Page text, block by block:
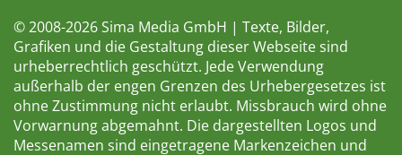
© 2008-2026 Sima Media GmbH | Texte, Bilder,
Grafiken und die Gestaltung dieser Webseite sind
urheberrechtlich geschützt. Jede Verwendung
außerhalb der engen Grenzen des Urhebergesetzes ist
ohne Zustimmung nicht erlaubt. Missbrauch wird ohne
Vorwarnung abgemahnt. Die dargestellten Logos und
Messenamen sind eingetragene Markenzeichen und